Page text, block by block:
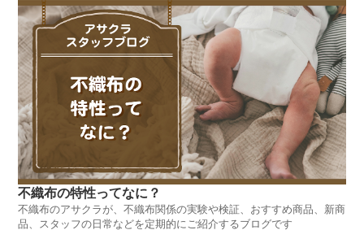
不織布の特性ってなに？
不織布のアサクラが、不織布関係の実験や検証、おすすめ商品、新商
品、スタッフの日常などを定期的にご紹介するブログです